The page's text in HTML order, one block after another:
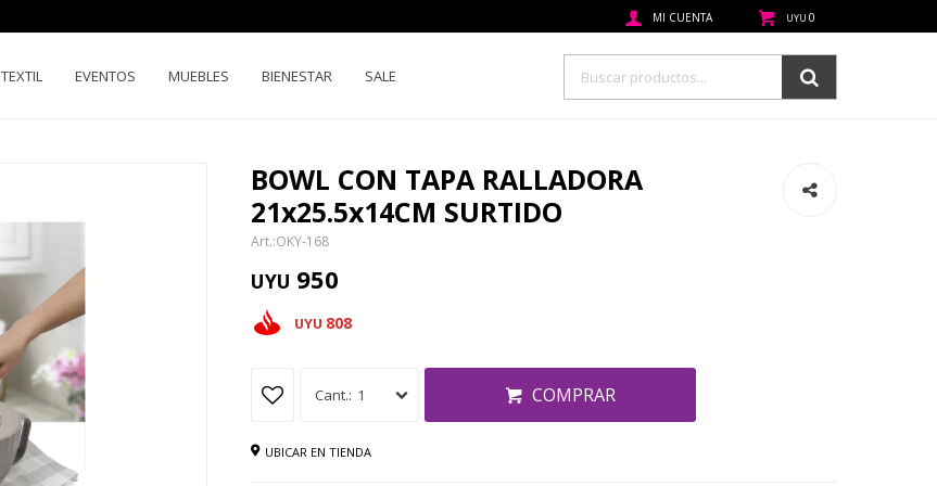
TEXTIL EVENTOS MUEBLES BIENESTAR SALE
UYU 0
BOWL CON TAPA RALLADORA
21x25.5x14CM SURTIDO
OKY-168
UYU 950
UYU 808
1 COMPRAR
UBICAR EN TIENDA